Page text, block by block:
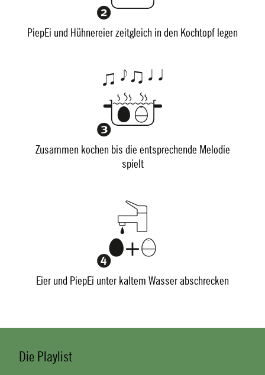
PiepEi und Hühnereier zeitgleich in den Kochtopf legen
Zusammen kochen bis die entsprechende Melodie
spielt
Eier und PiepEi unter kaltem Wasser abschrecken
Die Playlist